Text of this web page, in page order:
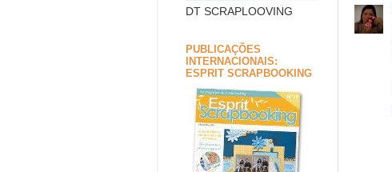
DT SCRAPLOOVING
PUBLICAÇÕES
INTERNACIONAIS:
ESPRIT SCRAPBOOKING